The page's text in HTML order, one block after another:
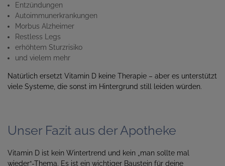
Entzündungen
Autoimmunerkrankungen
Morbus Alzheimer
Restless Legs
erhöhtem Sturzrisiko
und vielem mehr
Natürlich ersetzt Vitamin D keine Therapie – aber es unterstützt
viele Systeme, die sonst im Hintergrund still leiden würden.
Unser Fazit aus der Apotheke
Vitamin D ist kein Wintertrend und kein „man sollte mal
wieder“-Thema. Es ist ein wichtiger Baustein für deine